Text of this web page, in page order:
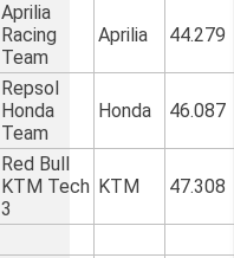
Aprilia
Racing
Team
Aprilia 44.279
Repsol
Honda
Team
Honda 46.087
Red Bull
KTM Tech
3
KTM 47.308